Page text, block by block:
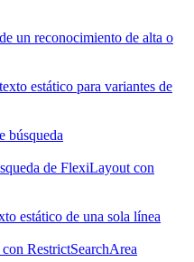
un reconocimiento de alta o
estático para variantes de
búsqueda
de FlexiLayout con
estático de una sola línea
RestrictSearchArea